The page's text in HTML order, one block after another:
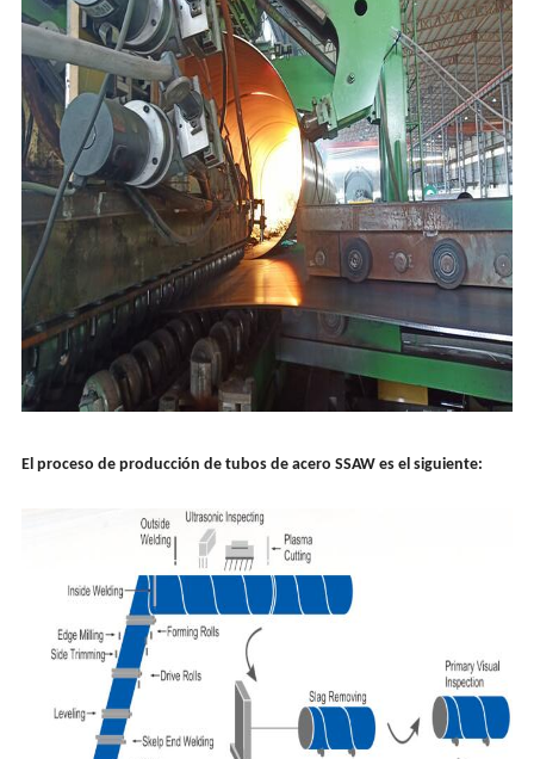
El proceso de producción de tubos de acero SSAW es el siguiente: